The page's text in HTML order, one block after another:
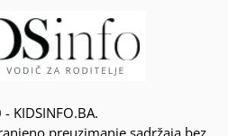
KIDSINFO.BA.
preuzimanje sadržaja bez